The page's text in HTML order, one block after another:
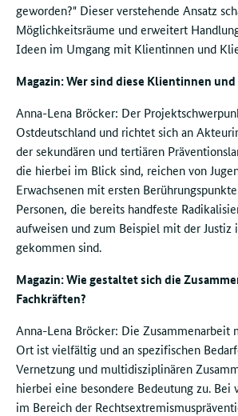
geworden?" Dieser verstehende Ansatz
Möglichkeitsräume und erweitert
Ideen im Umgang mit Klientinnen und
Magazin: Wer sind diese Klientinnen
Anna-Lena Bröcker: Der
Ostdeutschland und richtet sich an
der sekundären und tertiären
die hierbei im Blick sind, reichen von
Erwachsenen mit ersten
Personen, die bereits handfeste
aufweisen und zum Beispiel mit der Justiz
gekommen sind.
Magazin: Wie gestaltet sich die
Fachkräften?
Anna-Lena Bröcker: Die Zusammenarbeit
Ort ist vielfältig und an spezifischen
Vernetzung und multidisziplinären
hierbei eine besondere Bedeutung zu. Bei
im Bereich der